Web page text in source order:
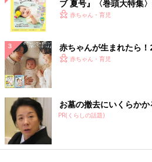
ブ 夏号』〈巻頭大特集
く！ おっぱい・ミルク
赤ちゃん・育児
赤ちゃんが生まれたら！
赤ちゃん・育児
お墓の撤去にいくらか
PR(くらしの話題)